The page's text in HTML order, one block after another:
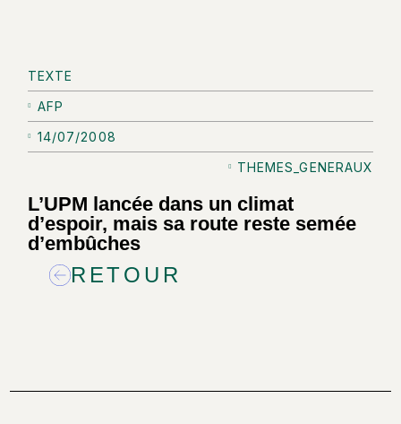
TEXTE
AFP
14/07/2008
THEMES_GENERAUX
L’UPM lancée dans un climat
d’espoir, mais sa route reste semée
d’embûches
RETOUR